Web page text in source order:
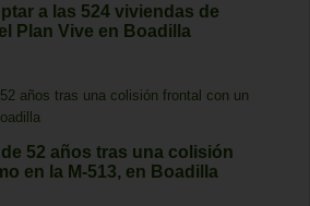
a las 524 viviendas de
Plan Vive en Boadilla
52 años tras una colisión
en la M-513, en Boadilla